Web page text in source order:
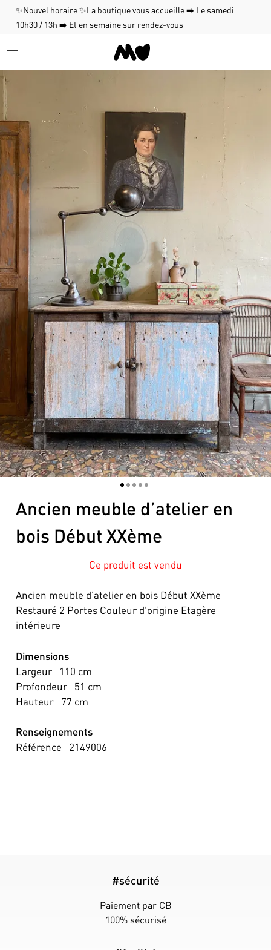
✨Nouvel horaire ✨La boutique vous accueille ➡️ Le samedi
10h30 / 13h ➡️ Et en semaine sur rendez-vous
12345
Ancien meuble d’atelier en
bois Début XXème
Ce produit est vendu
Ancien meuble d’atelier en bois Début XXème
Restauré 2 Portes Couleur d'origine Etagère
intérieure
Dimensions
Largeur
110 cm
Profondeur
51 cm
Hauteur
77 cm
Renseignements
Référence
2149006
#sécurité
Paiement par CB
100% sécurisé